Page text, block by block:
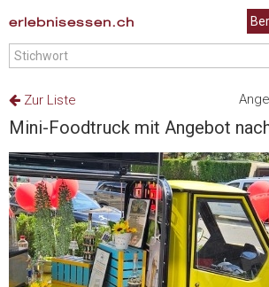
erlebnisessen.ch
Zur Liste
Mini-Foodtruck mit Angebot